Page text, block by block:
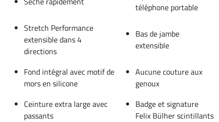
téléphone portable
Stretch Performance
extensible dans 4
directions
Bas de jambe
extensible
Fond intégral avec motif de
mors en silicone
Aucune couture aux
genoux
Ceinture extra large avec
passants
Badge et signature
Felix Bülher scintillants